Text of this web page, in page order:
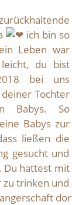
ich bin so
Leben war
du bist
bei uns
Tochter
Babys. So
Babys zur
ließen die
gesucht und
Du hattest mit
zu trinken und